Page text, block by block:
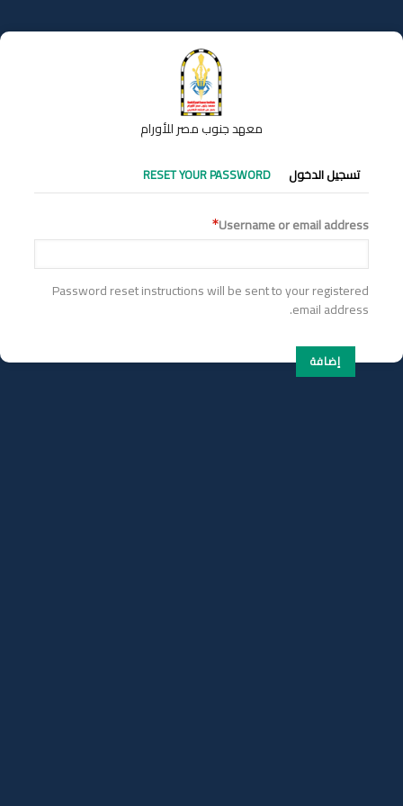
إلى
المحتوى
معهد جنوب مصر للأورام
التبويبات
الأساسية
تسجيل الدخول RESET YOUR PASSWORD
Username or email address
Password reset instructions will be sent to your registered
email address.